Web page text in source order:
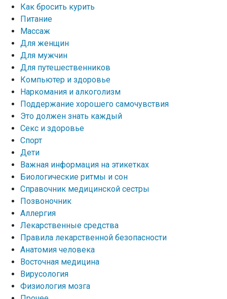
Как бросить курить
Питание
Массаж
Для женщин
Для мужчин
Для путешественников
Компьютер и здоровье
Наркомания и алкоголизм
Поддержание хорошего самочувствия
Это должен знать каждый
Секс и здоровье
Спорт
Дети
Важная информация на этикетках
Биологические ритмы и сон
Справочник медицинской сестры
Позвоночник
Аллергия
Лекарственные средства
Правила лекарственной безопасности
Aнатомия человека
Восточная медицина
Вирусология
Физиология мозга